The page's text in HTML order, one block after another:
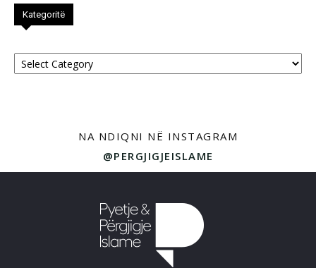
Kategoritë
Kategoritë
NA NDIQNI NË INSTAGRAM
@PERGJIGJEISLAME